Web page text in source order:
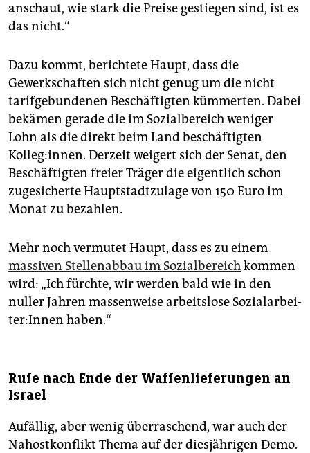
anschaut, wie stark die Preise gestiegen sind, ist es
das nicht.“
Dazu kommt, berichtete Haupt, dass die
Gewerkschaften sich nicht genug um die nicht
tarifgebundenen Beschäftigten kümmerten. Dabei
bekämen gerade die im Sozialbereich weniger
Lohn als die direkt beim Land beschäftigten
Kolleg:innen. Derzeit weigert sich der Senat, den
Beschäftigten freier Träger die eigentlich schon
zugesicherte Hauptstadtzulage von 150 Euro im
Monat zu bezahlen.
Mehr noch vermutet Haupt, dass es zu einem
massiven Stellenabbau im Sozialbereichkommen
wird: „Ich fürchte, wir werden bald wie in den
nuller Jahren massenweise arbeitslose So­zi­al­ar­bei­
te­r:In­nen haben.“
Rufe nach Ende der Waffenlieferungen an
Israel
Aufällig, aber wenig überraschend, war auch der
Nahostkonflikt Thema auf der diesjährigen Demo.